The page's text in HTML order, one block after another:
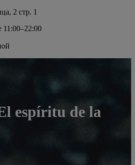
2 стр. 1
11:00–22:00
espíritu de la